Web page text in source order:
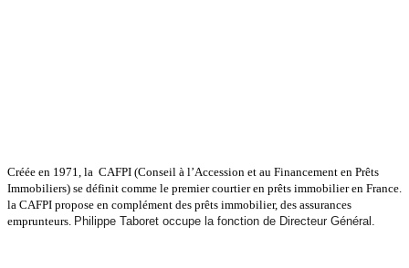
Créée en 1971, la CAFPI (Conseil à l’Accession et au Financement en Prêts
Immobiliers) se définit comme le premiercourtier en prêts immobilier en France.
la CAFPI propose en complément des prêts immobilier, des assurances
emprunteurs. Philippe Taboret occupe la fonction de Directeur Général.